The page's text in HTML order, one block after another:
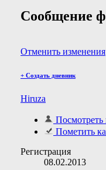
Сообщение
Отменить изменения
+ Создать дневник
Hiruza
Пометить
Регистрация
08.02.2013